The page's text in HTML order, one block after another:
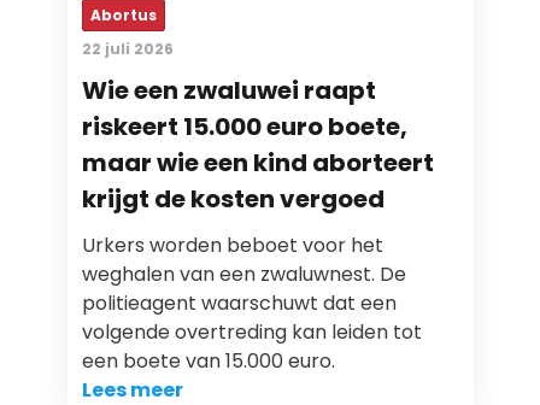
Abortus
22 juli 2026
Wie een zwaluwei raapt
riskeert 15.000 euro boete,
maar wie een kind aborteert
krijgt de kosten vergoed
Urkers worden beboet voor het
weghalen van een zwaluwnest. De
politieagent waarschuwt dat een
volgende overtreding kan leiden tot
een boete van 15.000 euro.
Lees meer